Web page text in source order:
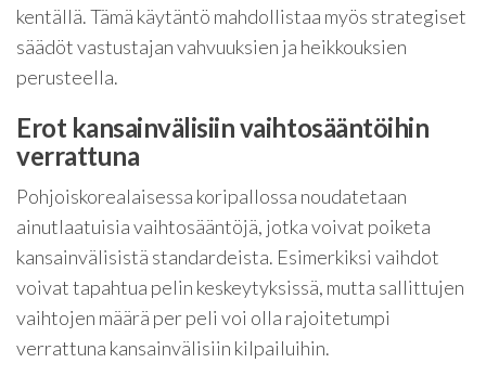
kentällä. Tämä käytäntö mahdollistaa myös strategiset
säädöt vastustajan vahvuuksien ja heikkouksien
perusteella.
Erot kansainvälisiin vaihtosääntöihin
verrattuna
Pohjoiskorealaisessa koripallossa noudatetaan
ainutlaatuisia vaihtosääntöjä, jotka voivat poiketa
kansainvälisistä standardeista. Esimerkiksi vaihdot
voivat tapahtua pelin keskeytyksissä, mutta sallittujen
vaihtojen määrä per peli voi olla rajoitetumpi
verrattuna kansainvälisiin kilpailuihin.